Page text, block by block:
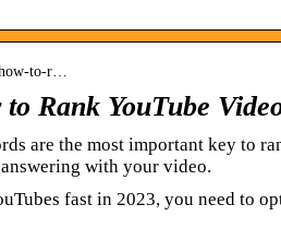
to-r…
Rank YouTube
are the most important key to
with your video.
fast in 2023, you need to